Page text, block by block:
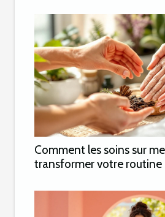
Comment les soins sur
transformer votre routine